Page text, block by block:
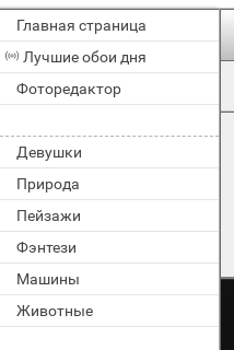
Главная страница
Лучшие обои дня
Фоторедактор
Девушки
Природа
Пейзажи
Фэнтези
Машины
Животные